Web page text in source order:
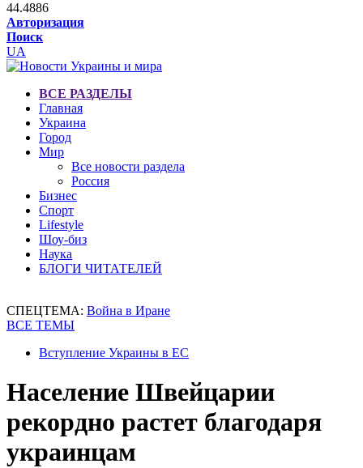
44.4886
Авторизация
Поиск
UA
ВСЕ РАЗДЕЛЫ
Главная
Украина
Город
Мир
Все новости раздела
Россия
Бизнес
Спорт
Lifestyle
Шоу-биз
Наука
БЛОГИ ЧИТАТЕЛЕЙ
СПЕЦТЕМА: Война в Иране
ВСЕ ТЕМЫ
Вступление Украины в ЕС
Население Швейцарии
рекордно растет благодаря
украинцам